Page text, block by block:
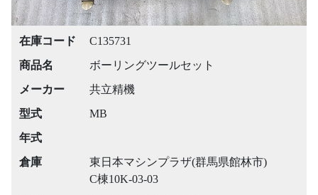
在庫コード
C135731
商品名
ボーリングツールセット
メーカー
共立精機
型式
MB
年式
倉庫
東日本マシンプラザ(群馬県館林市)
C棟10K-03-03